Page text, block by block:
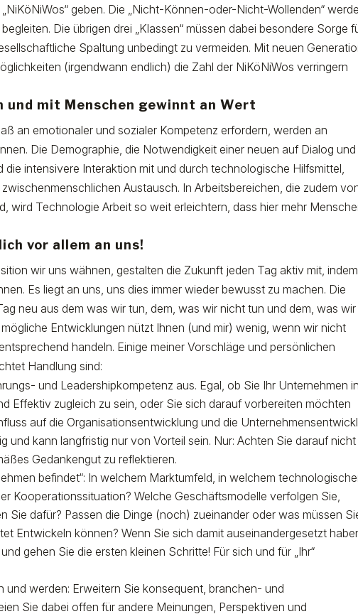
geben. Die „Nicht-Können-oder-Nicht-Wollenden“
Die übrigen drei „Klassen“ müssen dabei besondere Sorge
Spaltung unbedingt zu vermeiden. Mit neuen
(irgendwann endlich) die Zahl der NiKöNiWos verringern
mit Menschen gewinnt an Wert
an emotionaler und sozialer Kompetenz erfordern, werden an
Die Demographie, die Notwendigkeit einer neuen auf Dialog und
die intensivere Interaktion mit und durch technologische Hilfsmittel,
Austausch. In Arbeitsbereichen, die zudem
wird Technologie Arbeit so weit erleichtern, dass hier mehr
vor allem an uns!
wir uns wähnen, gestalten die Zukunft jeden Tag aktiv mit,
Es liegt an uns, uns dies immer wieder bewusst zu machen. Die
neu aus dem was wir tun, dem, was wir nicht tun und dem, was wir
Entwicklungen nützt Ihnen (und mir) wenig, wenn wir nicht
handeln. Einige meiner Vorschläge und persönlichen
Handlung sind:
und Leadershipkompetenz aus. Egal, ob Sie Ihr Unternehmen
Effektiv zugleich zu sein, oder Sie sich darauf vorbereiten möchten
auf die Organisationsentwicklung und die
und kann langfristig nur von Vorteil sein. Nur: Achten Sie darauf nicht
Gedankengut zu reflektieren.
befindet“: In welchem Marktumfeld, in welchem
Kooperationssituation? Welche Geschäftsmodelle verfolgen Sie,
Sie dafür? Passen die Dinge (noch) zueinander oder was müssen
Entwickeln können? Wenn Sie sich damit auseinandergesetzt
gehen Sie die ersten kleinen Schritte! Für sich und für „Ihr“
und werden: Erweitern Sie konsequent, branchen- und
Sie dabei offen für andere Meinungen, Perspektiven und